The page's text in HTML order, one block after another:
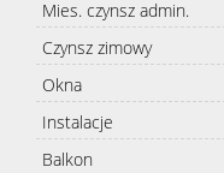
Mies. czynsz admin.
Czynsz zimowy
Okna
Instalacje
Balkon